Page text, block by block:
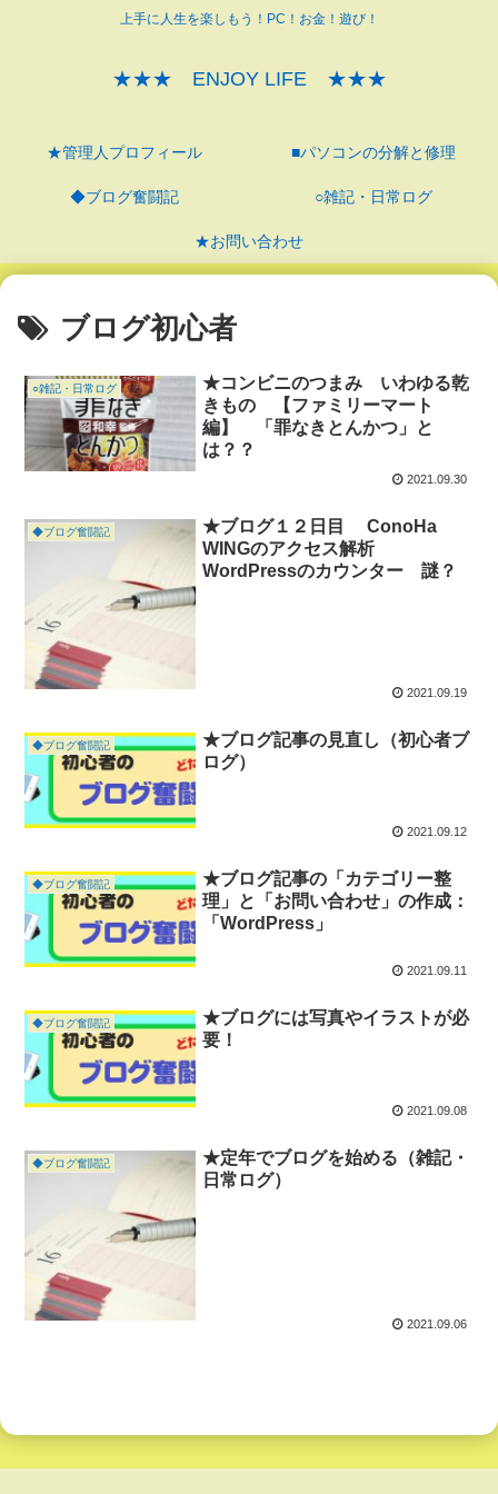
上手に人生を楽しもう！PC！お金！遊び！
★★★ ENJOY LIFE ★★★
★管理人プロフィール ■パソコンの分解と修理
◆ブログ奮闘記 ○雑記・日常ログ
★お問い合わせ
ブログ初心者
○雑記・日常ログ
★コンビニのつまみ いわゆる乾
きもの 【ファミリーマート
編】 「罪なきとんかつ」と
は？？
2021.09.30
◆ブログ奮闘記
★ブログ１２日目 ConoHa
WINGのアクセス解析
WordPressのカウンター 謎？
2021.09.19
◆ブログ奮闘記
★ブログ記事の見直し（初心者ブ
ログ）
2021.09.12
◆ブログ奮闘記
★ブログ記事の「カテゴリー整
理」と「お問い合わせ」の作成：
「WordPress」
2021.09.11
◆ブログ奮闘記
★ブログには写真やイラストが必
要！
2021.09.08
◆ブログ奮闘記
★定年でブログを始める（雑記・
日常ログ）
2021.09.06